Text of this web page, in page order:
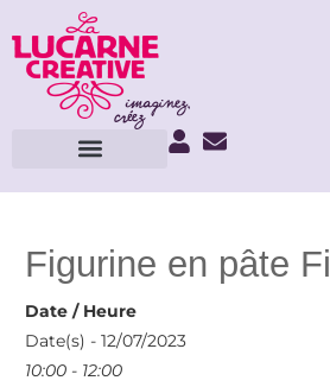
Figurine en pâte
Date / Heure
Date(s) - 12/07/2023
10:00 - 12:00